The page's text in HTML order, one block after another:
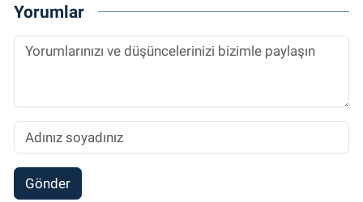
Yorumlar
Gönder